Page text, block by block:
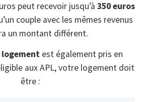
peut recevoir jusqu’à 350 euros
couple avec les mêmes revenus
un montant différent.
est également pris en
aux APL, votre logement doit
être :